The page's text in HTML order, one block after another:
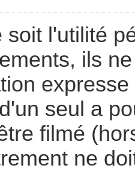
soit l'utilité
ils
seul a
filmé
ne